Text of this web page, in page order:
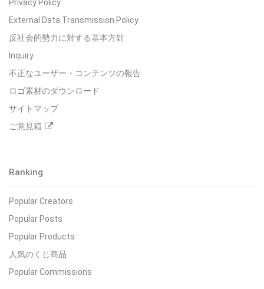
Privacy Policy
External Data Transmission Policy
反社会的勢力に対する基本方針
Inquiry
不正なユーザー・コンテンツの報告
ロゴ素材のダウンロード
サイトマップ
ご意見箱
Ranking
Popular Creators
Popular Posts
Popular Products
人気のくじ商品
Popular Commissions